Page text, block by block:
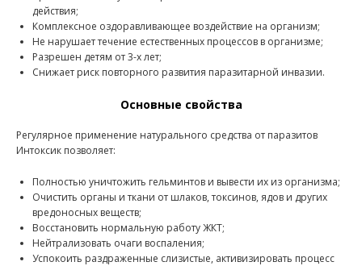
действия;
Комплексное оздоравливающее воздействие на организм;
Не нарушает течение естественных процессов в организме;
Разрешен детям от 3-х лет;
Снижает риск повторного развития паразитарной инвазии.
Основные свойства
Регулярное применение натурального средства от паразитов
Интоксик позволяет:
Полностью уничтожить гельминтов и вывести их из организма;
Очистить органы и ткани от шлаков, токсинов, ядов и других
вредоносных веществ;
Восстановить нормальную работу ЖКТ;
Нейтрализовать очаги воспаления;
Успокоить раздраженные слизистые, активизировать процесс